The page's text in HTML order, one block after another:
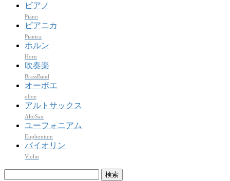
ピアノ
Piano
ピアニカ
Pianica
ホルン
Horn
吹奏楽
BrassBand
オーボエ
oboe
アルトサックス
AltoSax
ユーフォニアム
Euphonium
バイオリン
Violin